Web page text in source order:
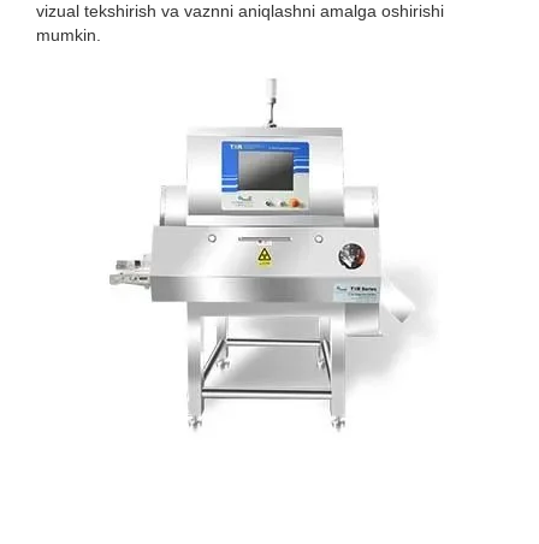
vizual tekshirish va vaznni aniqlashni amalga oshirishi
mumkin.